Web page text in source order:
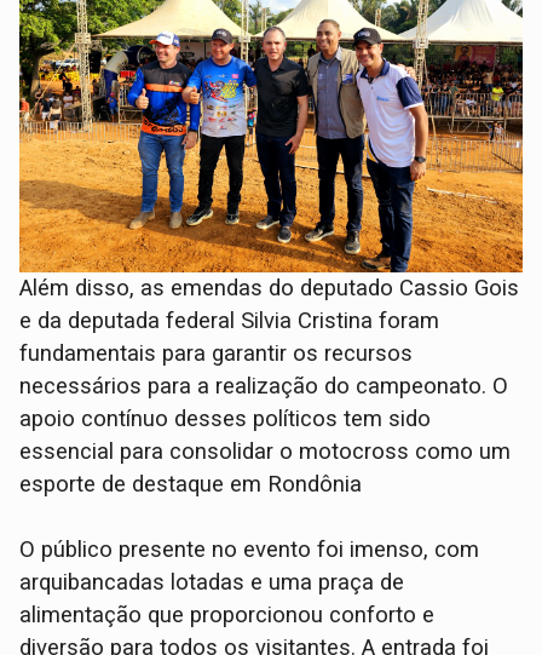
Além disso, as emendas do deputado Cassio Gois
e da deputada federal Silvia Cristina foram
fundamentais para garantir os recursos
necessários para a realização do campeonato. O
apoio contínuo desses políticos tem sido
essencial para consolidar o motocross como um
esporte de destaque em Rondônia
O público presente no evento foi imenso, com
arquibancadas lotadas e uma praça de
alimentação que proporcionou conforto e
diversão para todos os visitantes. A entrada foi